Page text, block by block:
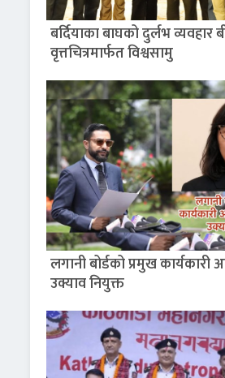
बर्दियाका बाघको दुर्लभ व्यवहार
वृत्तचित्रमार्फत विश्वसामु
लगानी बोर्डको प्रमुख
उक्याव नियुक्त